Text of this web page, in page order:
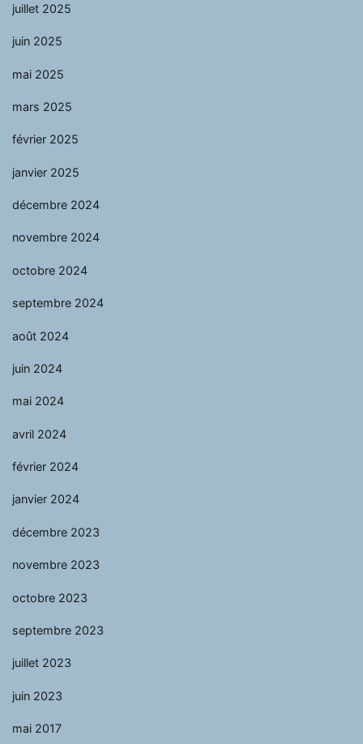
juillet 2025
juin 2025
mai 2025
mars 2025
février 2025
janvier 2025
décembre 2024
novembre 2024
octobre 2024
septembre 2024
août 2024
juin 2024
mai 2024
avril 2024
février 2024
janvier 2024
décembre 2023
novembre 2023
octobre 2023
septembre 2023
juillet 2023
juin 2023
mai 2017